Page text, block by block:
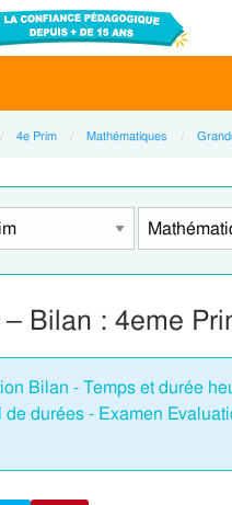
4e Prim Mathématiques
Bilan : 4eme
Bilan - Temps et durée
de durées - Examen